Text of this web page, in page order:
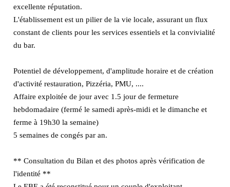
excellente réputation.
L'établissement est un pilier de la vie locale, assurant un flux
constant de clients pour les services essentiels et la convivialité
du bar.
Potentiel de développement, d'amplitude horaire et de création
d'activité restauration, Pizzéria, PMU, ....
Affaire exploitée de jour avec 1.5 jour de fermeture
hebdomadaire (fermé le samedi après-midi et le dimanche et
ferme à 19h30 la semaine)
5 semaines de congés par an.
** Consultation du Bilan et des photos après vérification de
l'identité **